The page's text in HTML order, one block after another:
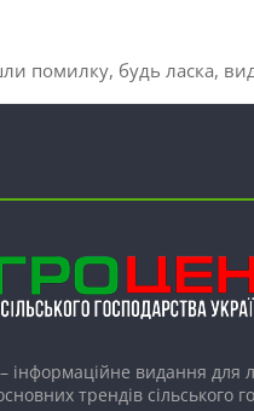
помилку, будь ласка,
– інформаційне видання для
трендів сільського